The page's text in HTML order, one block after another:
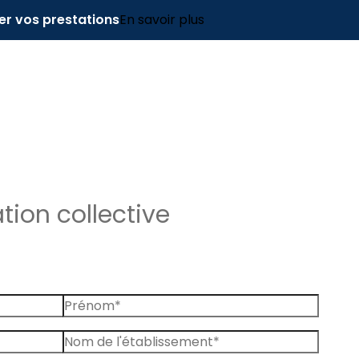
vos prestationsEn savoir plus
collective